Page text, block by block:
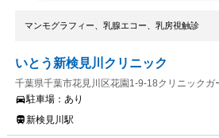
マンモグラフィー、乳腺エコー、乳房視触診
いとう新検見川クリニック
千葉県千葉市花見川区花園1-9-18クリニックガ
駐車場： あり
新検見川駅